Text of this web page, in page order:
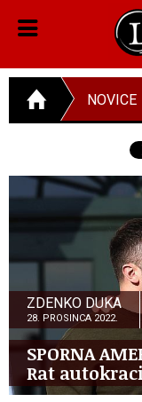
NOVICE
ZDENKO DUKA
28. PROSINCA 2022.
SPORNA
Rat